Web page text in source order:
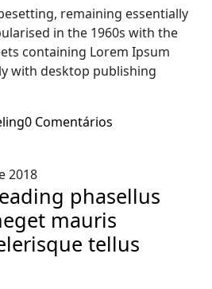
remaining essentially
in the 1960s with the
containing Lorem Ipsum
with desktop publishing
0 Comentários
2018
phasellus
mauris
tellus